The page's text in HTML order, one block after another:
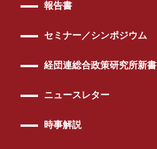
報告書
セミナー／シンポジウム
経団連総合政策研究所新書
ニュースレター
時事解説